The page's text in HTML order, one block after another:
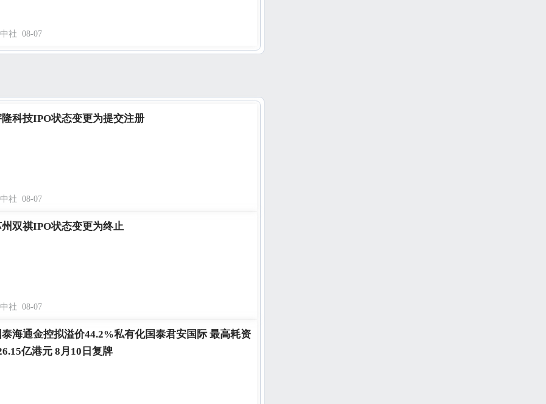
社 08-07
科技IPO状态变更为提交注册
社 08-07
双祺IPO状态变更为终止
社 08-07
海通金控拟溢价44.2%私有化国泰君安国际 最高耗资
亿港元 8月10日复牌